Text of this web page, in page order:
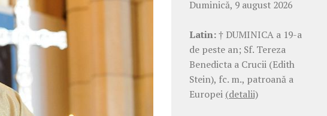
Duminică, 9 august 2026
Latin:† DUMINICA a 19-a
de peste an; Sf. Tereza
Benedicta a Crucii (Edith
Stein), fc. m., patroană a
Europei (detalii)